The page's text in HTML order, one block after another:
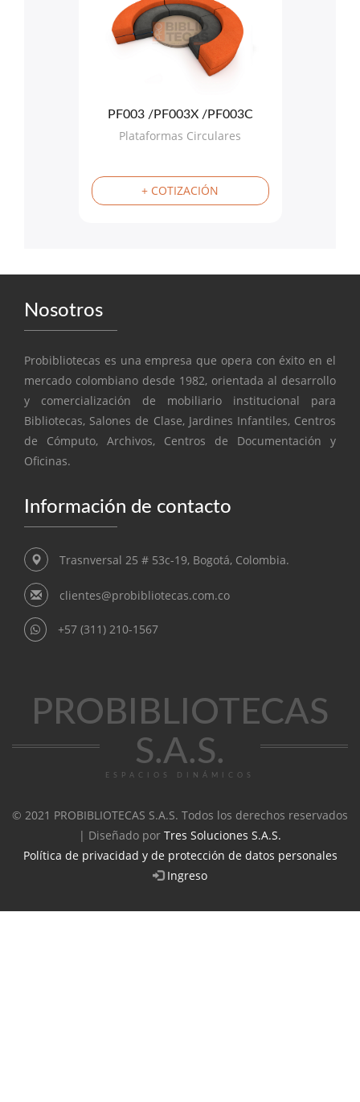
PF003 /PF003X /PF003C
Plataformas Circulares
+ COTIZACIÓN
Nosotros
Probibliotecas es una empresa que opera con éxito en el
mercado colombiano desde 1982, orientada al desarrollo
y comercialización de mobiliario institucional para
Bibliotecas, Salones de Clase, Jardines Infantiles, Centros
de Cómputo, Archivos, Centros de Documentación y
Oficinas.
Información de contacto
Trasnversal 25 # 53c-19, Bogotá, Colombia.
clientes@probibliotecas.com.co
+57 (311) 210-1567
PROBIBLIOTECAS
S.A.S.
ESPACIOS DINÁMICOS
© 2021 PROBIBLIOTECAS S.A.S. Todos los derechos reservados
| Diseñado por Tres Soluciones S.A.S.
Política de privacidad y de protección de datos personales
Ingreso